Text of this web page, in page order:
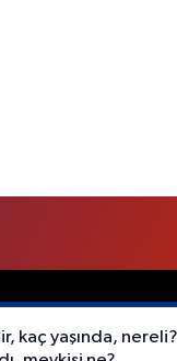
kaç yaşında,